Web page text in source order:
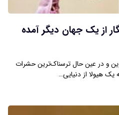
از یک جهان دیگر آمده
و در عین حال ترسناک‌ترین حشرات
هیولا از دنیایی…